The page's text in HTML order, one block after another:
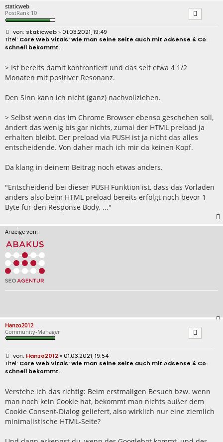
staticweb
PostRank 10
B
e
t
a
g
staticweb» 01.03.2021, 19:49
Core Web Vitals: Wie man seine Seite auch mit Adsense & Co.
schnell bekommt.
> Ist bereits damit konfrontiert und das seit etwa 4 1/2
Monaten mit positiver Resonanz.
Den Sinn kann ich nicht (ganz) nachvollziehen.
> Selbst wenn das im Chrome Browser ebenso geschehen soll,
ändert das wenig bis gar nichts, zumal der HTML preload ja
erhalten bleibt. Der preload via PUSH ist ja nicht das alles
entscheidende. Von daher mach ich mir da keinen Kopf.
Da klang in deinem Beitrag noch etwas anders.
"Entscheidend bei dieser PUSH Funktion ist, dass das Vorladen
anders also beim HTML preload bereits erfolgt noch bevor 1
Byte für den Response Body, ..."
Anzeige von:
Hanzo2012
Community-Manager
B
e
t
g
Hanzo2012 » 01.03.2021, 19:54
Core Web Vitals: Wie man seine Seite auch mit Adsense & Co.
schnell bekommt.
Verstehe ich das richtig: Beim erstmaligen Besuch bzw. wenn
man noch kein Cookie hat, bekommt man nichts außer dem
Cookie Consent-Dialog geliefert, also wirklich nur eine ziemlich
minimalistische HTML-Seite?